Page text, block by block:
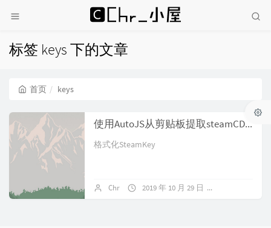
标签 keys 下的文章
首页 keys
使用AutoJS从剪贴板提取steamCDKey
格式化SteamKey
Chr 2019 年 10 月 29 日